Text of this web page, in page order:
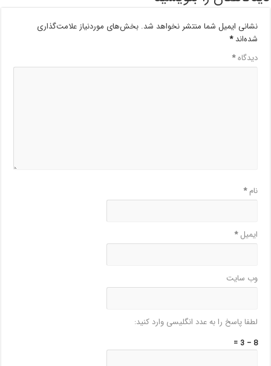
نشانی ایمیل شما منتشر نخواهد شد. بخش‌های موردنیاز علامت‌گذاری
شده‌اند*
دیدگاه*
نام*
ایمیل*
وب‌ سایت
لطفا پاسخ را به عدد انگلیسی وارد کنید:
8 − 3 =